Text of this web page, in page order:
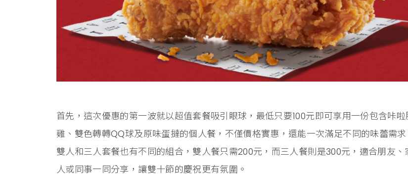
首先，這次優惠的第一波就以超值套餐吸引眼球，最低只要100元即可享用一份包含咔啦
雞、雙色轉轉QQ球及原味蛋撻的個人餐，不僅價格實惠，還能一次滿足不同的味蕾需求
雙人和三人套餐也有不同的組合，雙人餐只需200元，而三人餐則是300元，適合朋友、
人或同事一同分享，讓雙十節的慶祝更有氛圍。